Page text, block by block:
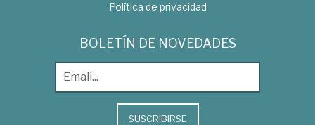
Política de privacidad
BOLETÍN DE NOVEDADES
SUSCRIBIRSE